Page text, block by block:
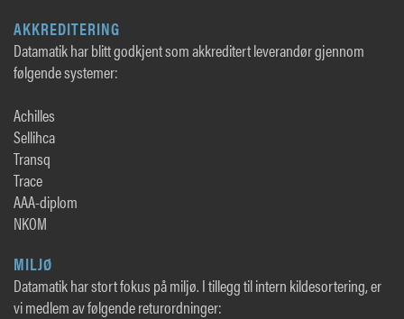
AKKREDITERING
Datamatik har blitt godkjent som akkreditert leverandør gjennom
følgende systemer:
Achilles
Sellihca
Transq
Trace
AAA-diplom
NKOM
MILJØ
Datamatik har stort fokus på miljø. I tillegg til intern kildesortering, er
vi medlem av følgende returordninger: